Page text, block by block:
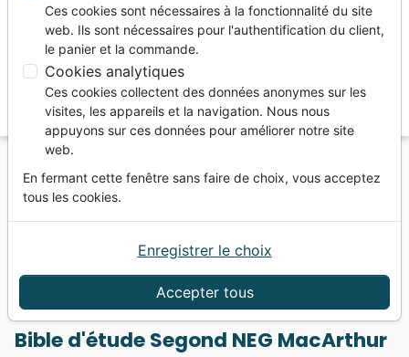
Vous ne pouvez pas créer de nouvelle commande
depuis votre pays (United States).
Bibles d'étude
Bible d'étude Segond NEG MacArthur - couverture
semi-rigide, toile beige
Bible d'étude Segond NEG MacArthur
Ces cookies sont nécessaires à la fonctionnalité du site
web. Ils sont nécessaires pour l'authentification du client,
le panier et la commande.
Cookies analytiques
Ces cookies collectent des données anonymes sur les
visites, les appareils et la navigation. Nous nous
appuyons sur ces données pour améliorer notre site
web.
En fermant cette fenêtre sans faire de choix, vous acceptez
tous les cookies.
Accepter tous
Enregistrer le choix